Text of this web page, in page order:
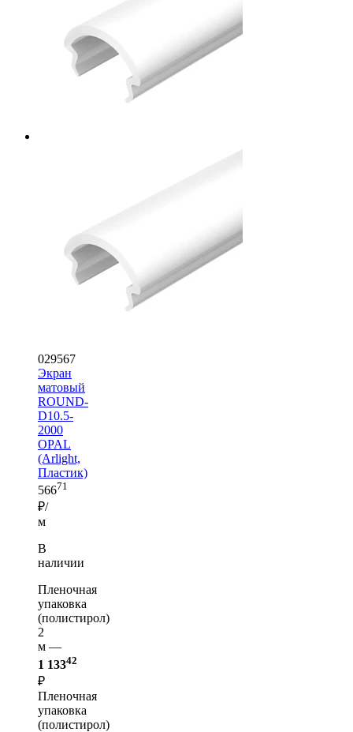
029567
Экран
матовый
ROUND-
D10.5-
2000
OPAL
(Arlight,
Пластик)
56671
₽/
м
В
наличии
Пленочная
упаковка
(полистирол)
2
м —
1 13342
₽
Пленочная
упаковка
(полистирол)